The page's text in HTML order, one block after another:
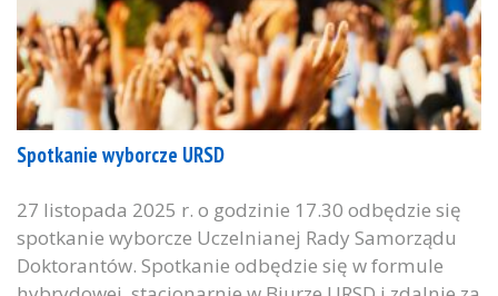
Spotkanie wyborcze URSD
27 listopada 2025 r. o godzinie 17.30 odbędzie się
spotkanie wyborcze Uczelnianej Rady Samorządu
Doktorantów. Spotkanie odbędzie się w formule